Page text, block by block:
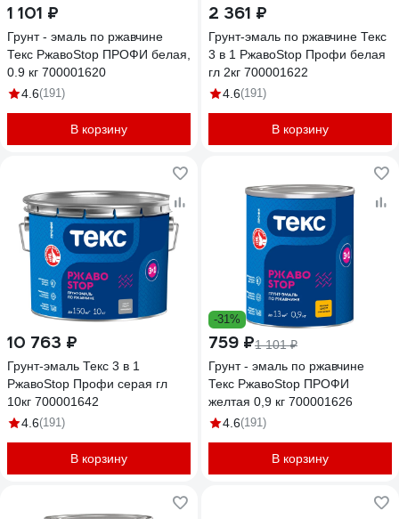
1 101 ₽
Грунт - эмаль по ржавчине
Текс РжавоStop ПРОФИ белая,
0.9 кг 700001620
4.6(191)
В корзину
2 361 ₽
Грунт-эмаль по ржавчине Текс
3 в 1 РжавоStop Профи белая
гл 2кг 700001622
4.6(191)
В корзину
10 763 ₽
Грунт-эмаль Текс 3 в 1
РжавоStop Профи серая гл
10кг 700001642
4.6(191)
В корзину
-31%
759 ₽1 101 ₽
Грунт - эмаль по ржавчине
Текс РжавоStop ПРОФИ
желтая 0,9 кг 700001626
4.6(191)
В корзину